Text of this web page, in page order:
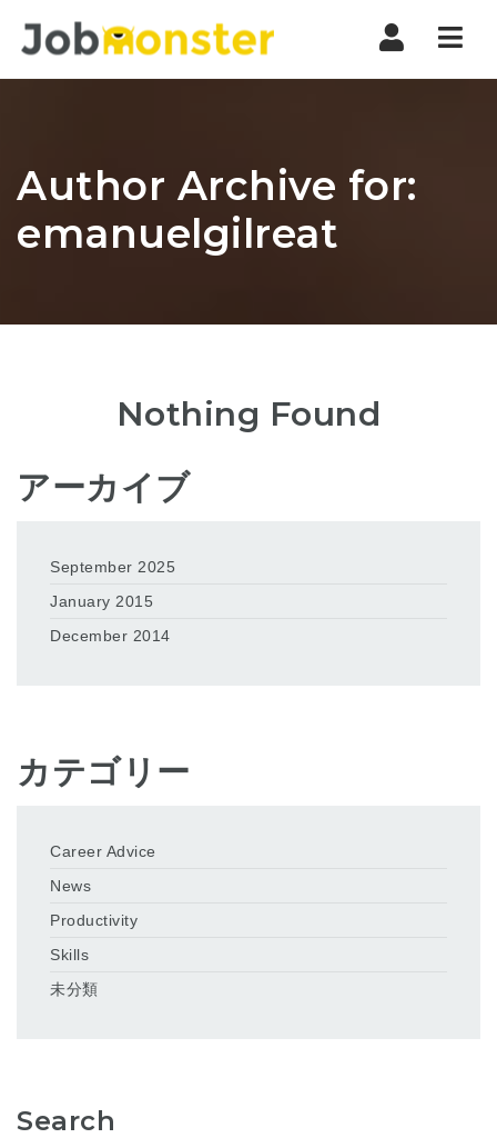
Author Archive for:
emanuelgilreat
Nothing Found
アーカイブ
September 2025
January 2015
December 2014
カテゴリー
Career Advice
News
Productivity
Skills
未分類
Search